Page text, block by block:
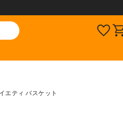
エティ バスケット